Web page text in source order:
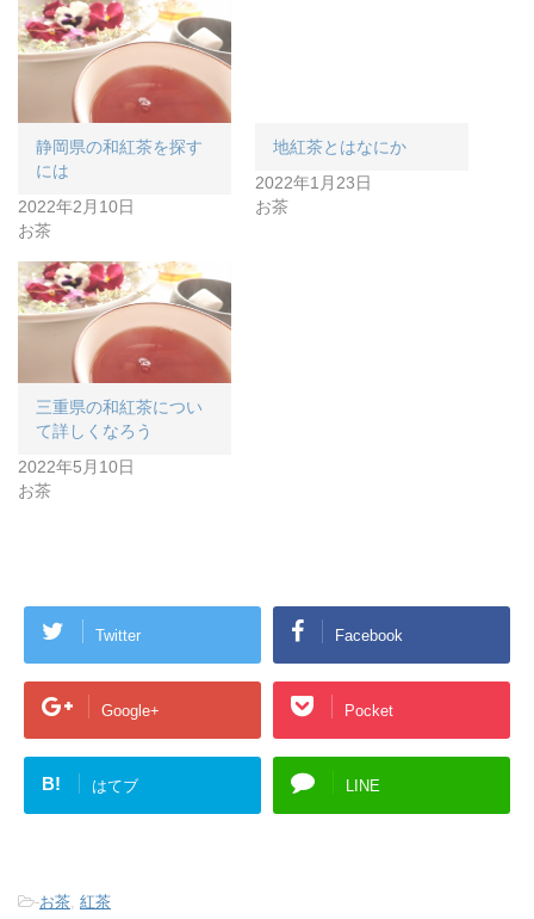
静岡県の和紅茶を探す
には
2022年2月10日
お茶
お茶
三重県の和紅茶につい
て詳しくなろう
2022年5月10日
お茶
Twitter Facebook
Google+ Pocket
B! はてブ LINE
-お茶, 紅茶